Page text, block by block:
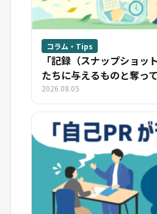
コラム・Tips
「記録（スナップショッ
たちに与えるものと奪っ
2026.08.05